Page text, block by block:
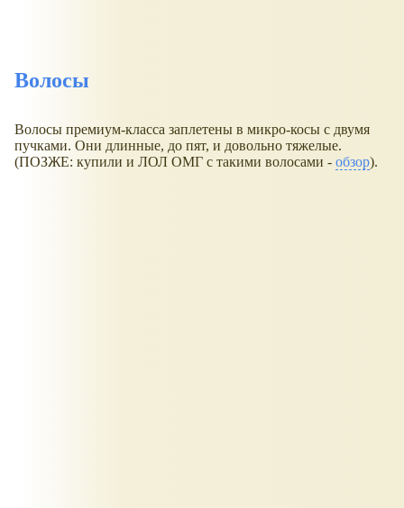
Волосы
Волосы премиум-класса заплетены в микро-косы с двумя
пучками. Они длинные, до пят, и довольно тяжелые.
(ПОЗЖЕ: купили и ЛОЛ ОМГ с такими волосами - обзор).